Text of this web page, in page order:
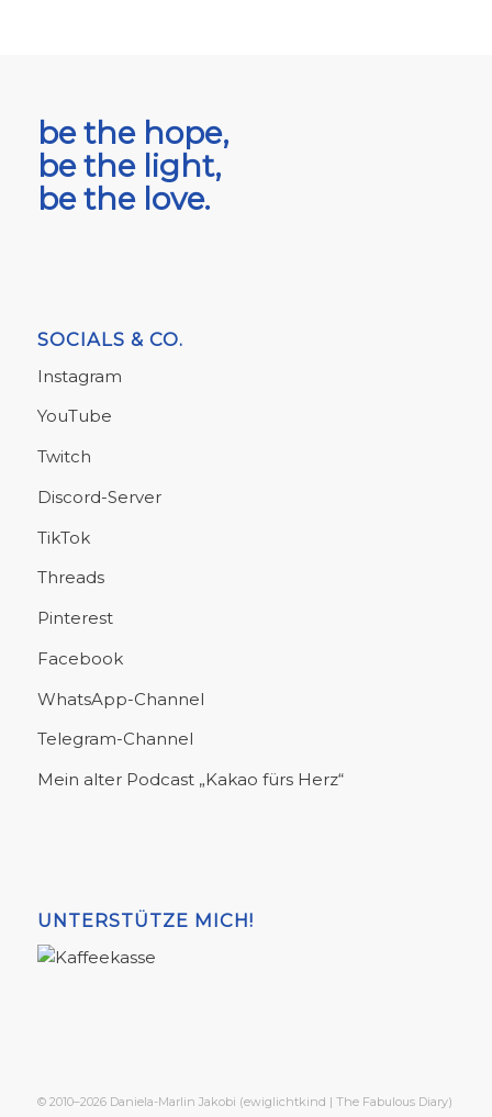
be the hope,
be the light,
be the love.
SOCIALS & CO.
Instagram
YouTube
Twitch
Discord-Server
TikTok
Threads
Pinterest
Facebook
WhatsApp-Channel
Telegram-Channel
Mein alter Podcast „Kakao fürs Herz“
UNTERSTÜTZE MICH!
© 2010–2026 Daniela-Marlin Jakobi (ewiglichtkind | The Fabulous Diary)